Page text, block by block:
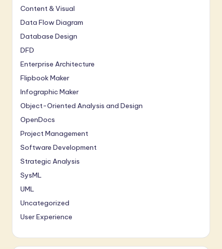
Content & Visual
Data Flow Diagram
Database Design
DFD
Enterprise Architecture
Flipbook Maker
Infographic Maker
Object-Oriented Analysis and Design
OpenDocs
Project Management
Software Development
Strategic Analysis
SysML
UML
Uncategorized
User Experience